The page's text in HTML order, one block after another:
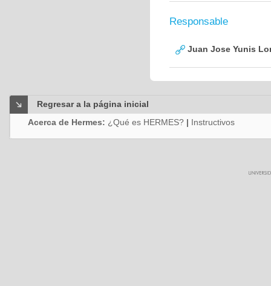
Responsable
Juan Jose Yunis
Regresar a la página inicial
Acerca de Hermes: ¿Qué es HERMES? | Instructivos